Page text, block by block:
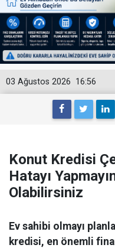
16:56
03 Ağustos 2026
Konut Kredisi
Hatayı
Olabilirsiniz
Ev sahibi olmayı
kredisi, en önemli